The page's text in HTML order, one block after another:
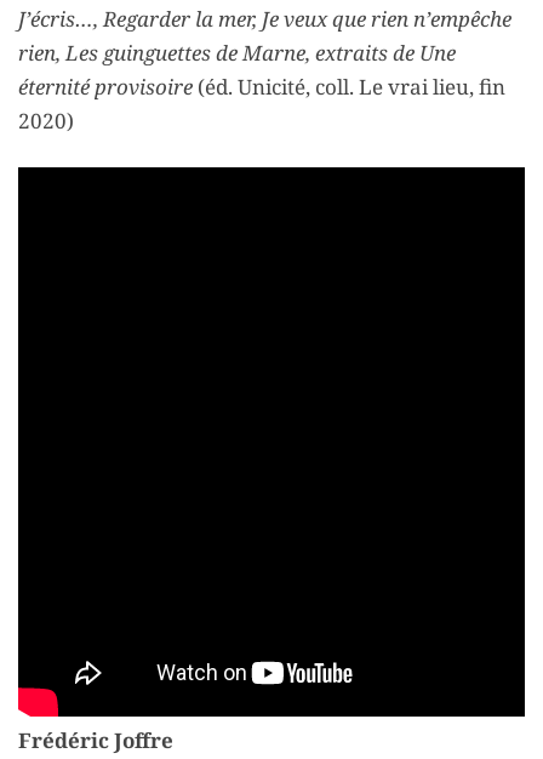
J’écris…, Regarder la mer, Je veux que rien n’empêche
rien, Les guinguettes de Marne, extraits de Une
éternité provisoire (éd. Unicité, coll. Le vrai lieu, fin
2020)
Frédéric Joffre